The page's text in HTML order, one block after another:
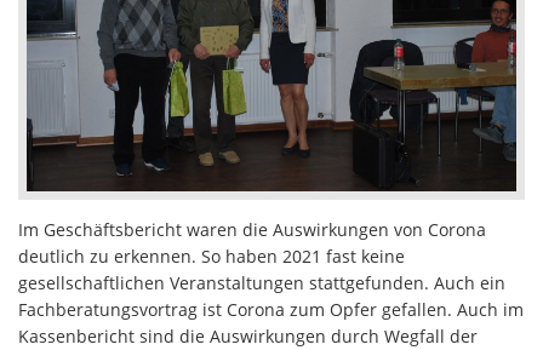
Im Geschäftsbericht waren die Auswirkungen von Corona
deutlich zu erkennen. So haben 2021 fast keine
gesellschaftlichen Veranstaltungen stattgefunden. Auch ein
Fachberatungsvortrag ist Corona zum Opfer gefallen. Auch im
Kassenbericht sind die Auswirkungen durch Wegfall der